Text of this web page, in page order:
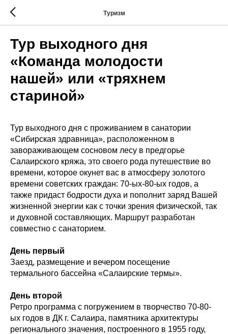
Туризм
Тур выходного дня
«Команда молодости
нашей» или «тряхнем
стариной»
Тур выходного дня с проживанием в санатории
«Сибирская здравница», расположенном в
завораживающем сосновом лесу в предгорье
Салаирского кряжа, это своего рода путешествие во
времени, которое окунет вас в атмосферу золотого
времени советских граждан: 70-ых-80-ых годов, а
также придаст бодрости духа и пополнит заряд Вашей
жизненной энергии как с точки зрения физической, так
и духовной составляющих. Маршрут разработан
совместно с санаторием.
День первый
Заезд, размещение и вечером посещение
термального бассейна «Салаирские термы».
День второй
Ретро программа с погружением в творчество 70-80-
ых годов в ДК г. Салаира, памятника архитектуры
регионального значения, построенного в 1955 году,